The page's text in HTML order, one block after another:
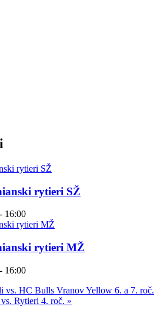
rytieri SŽ
- 16:00
rytieri MŽ
- 16:00
vs. HC Bulls Vranov Yellow 6. a 7. roč.
Rytieri 4. roč. »